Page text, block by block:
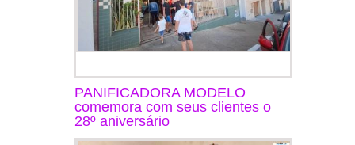
PANIFICADORA MODELO
comemora com seus clientes o
28º aniversário